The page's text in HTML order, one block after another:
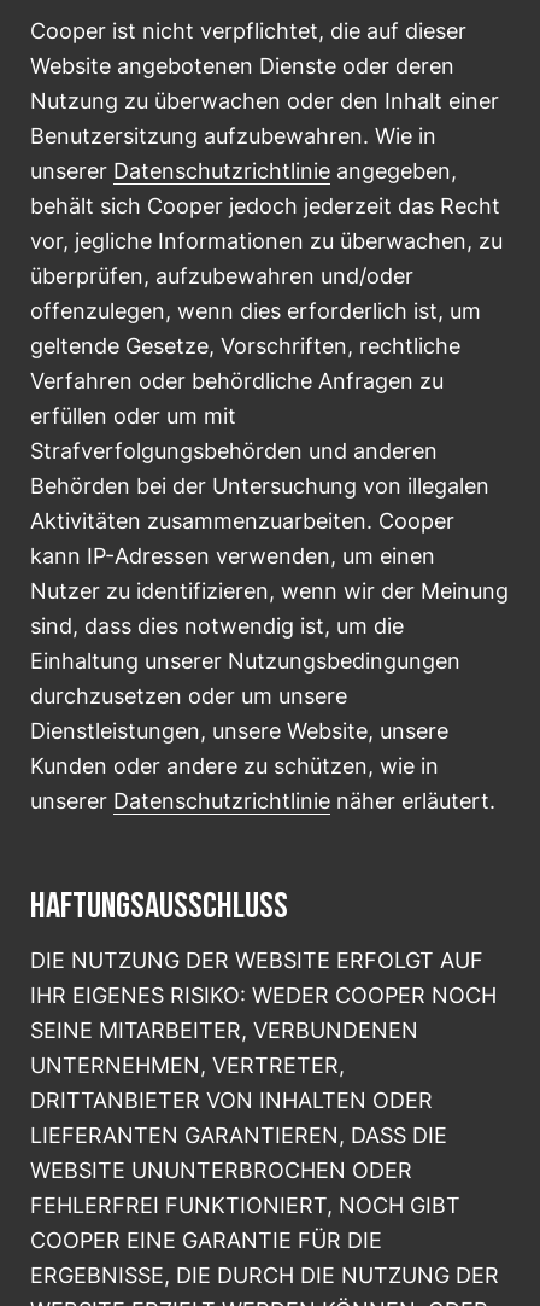
Cooper ist nicht verpflichtet, die auf dieser
Website angebotenen Dienste oder deren
Nutzung zu überwachen oder den Inhalt einer
Benutzersitzung aufzubewahren. Wie in
unserer Datenschutzrichtlinie angegeben,
behält sich Cooper jedoch jederzeit das Recht
vor, jegliche Informationen zu überwachen, zu
überprüfen, aufzubewahren und/oder
offenzulegen, wenn dies erforderlich ist, um
geltende Gesetze, Vorschriften, rechtliche
Verfahren oder behördliche Anfragen zu
erfüllen oder um mit
Strafverfolgungsbehörden und anderen
Behörden bei der Untersuchung von illegalen
Aktivitäten zusammenzuarbeiten. Cooper
kann IP-Adressen verwenden, um einen
Nutzer zu identifizieren, wenn wir der Meinung
sind, dass dies notwendig ist, um die
Einhaltung unserer Nutzungsbedingungen
durchzusetzen oder um unsere
Dienstleistungen, unsere Website, unsere
Kunden oder andere zu schützen, wie in
unserer Datenschutzrichtlinie näher erläutert.
HAFTUNGSAUSSCHLUSS
DIE NUTZUNG DER WEBSITE ERFOLGT AUF
IHR EIGENES RISIKO: WEDER COOPER NOCH
SEINE MITARBEITER, VERBUNDENEN
UNTERNEHMEN, VERTRETER,
DRITTANBIETER VON INHALTEN ODER
LIEFERANTEN GARANTIEREN, DASS DIE
WEBSITE UNUNTERBROCHEN ODER
FEHLERFREI FUNKTIONIERT, NOCH GIBT
COOPER EINE GARANTIE FÜR DIE
ERGEBNISSE, DIE DURCH DIE NUTZUNG DER